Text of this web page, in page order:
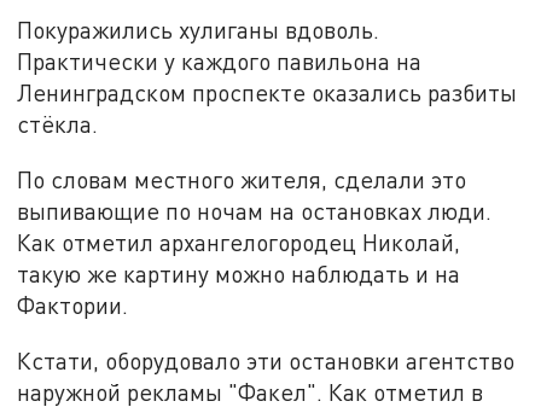
Покуражились хулиганы вдоволь.
Практически у каждого павильона на
Ленинградском проспекте оказались разбиты
стёкла.
По словам местного жителя, сделали это
выпивающие по ночам на остановках люди.
Как отметил архангелогородец Николай,
такую же картину можно наблюдать и на
Фактории.
Кстати, оборудовало эти остановки агентство
наружной рекламы "Факел". Как отметил в